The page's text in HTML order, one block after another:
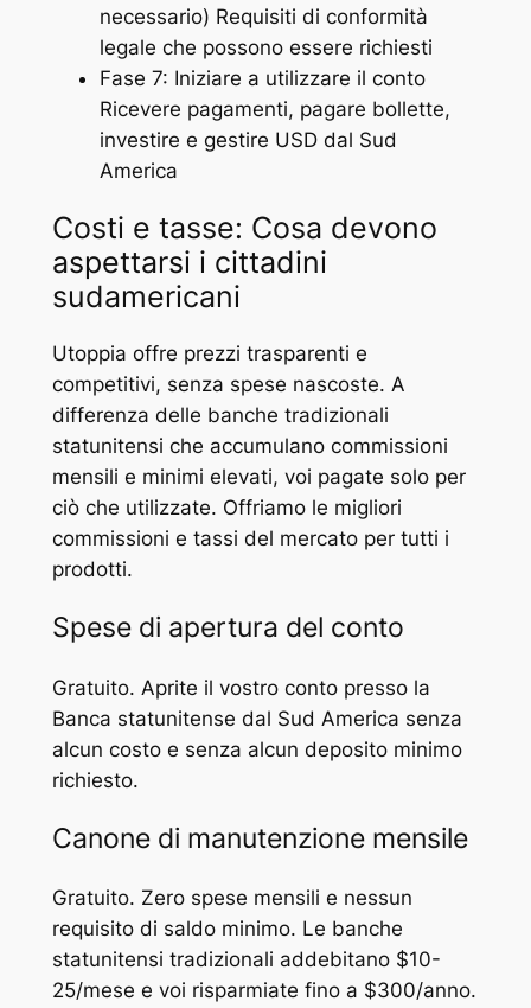
necessario) Requisiti di conformità
legale che possono essere richiesti
Fase 7: Iniziare a utilizzare il conto
Ricevere pagamenti, pagare bollette,
investire e gestire USD dal Sud
America
Costi e tasse: Cosa devono
aspettarsi i cittadini
sudamericani
Utoppia offre prezzi trasparenti e
competitivi, senza spese nascoste. A
differenza delle banche tradizionali
statunitensi che accumulano commissioni
mensili e minimi elevati, voi pagate solo per
ciò che utilizzate. Offriamo le migliori
commissioni e tassi del mercato per tutti i
prodotti.
Spese di apertura del conto
Gratuito. Aprite il vostro conto presso la
Banca statunitense dal Sud America senza
alcun costo e senza alcun deposito minimo
richiesto.
Canone di manutenzione mensile
Gratuito. Zero spese mensili e nessun
requisito di saldo minimo. Le banche
statunitensi tradizionali addebitano $10-
25/mese e voi risparmiate fino a $300/anno.